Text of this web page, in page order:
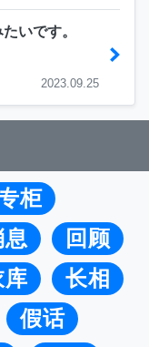
いです。
2023.09.25
柜
息
回顾
库
长相
假话